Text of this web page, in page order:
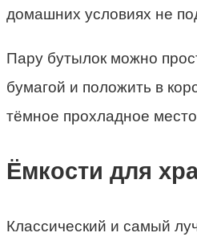
домашних условиях не
Пару бутылок можно
бумагой и положить в
тёмное прохладное
Ёмкости для
Классический и самый